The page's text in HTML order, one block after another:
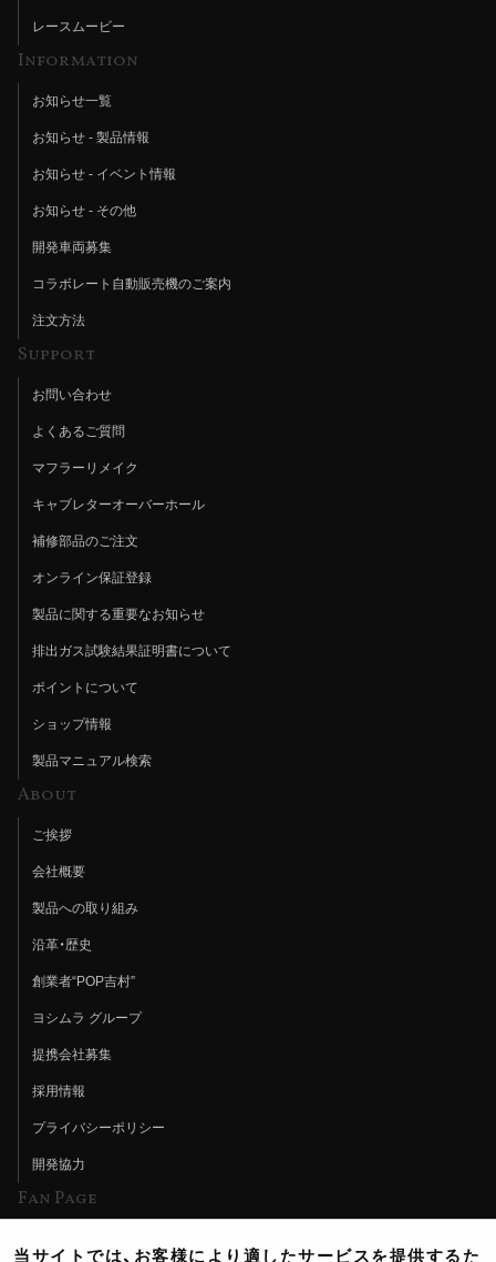
レースムービー
Information
お知らせ一覧
お知らせ - 製品情報
お知らせ - イベント情報
お知らせ - その他
開発車両募集
コラボレート自動販売機のご案内
注文方法
Support
お問い合わせ
よくあるご質問
マフラーリメイク
キャブレターオーバーホール
補修部品のご注文
オンライン保証登録
製品に関する重要なお知らせ
排出ガス試験結果証明書について
ポイントについて
ショップ情報
製品マニュアル検索
About
ご挨拶
会社概要
製品への取り組み
沿革・歴史
創業者“POP吉村”
ヨシムラ グループ
提携会社募集
採用情報
プライバシーポリシー
開発協力
Fan Page
当サイトでは、お客様により適したサービスを提供するた